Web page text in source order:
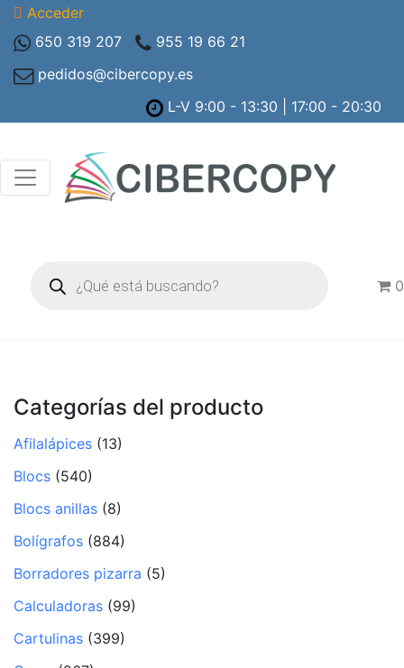
Acceder
650 319 207
955 19 66 21
pedidos@cibercopy.es
L-V 9:00 - 13:30 | 17:00 - 20:30
productos
0
Categorías del producto
Afilalápices (13)
Blocs (540)
Blocs anillas (8)
Bolígrafos (884)
Borradores pizarra (5)
Calculadoras (99)
Cartulinas (399)